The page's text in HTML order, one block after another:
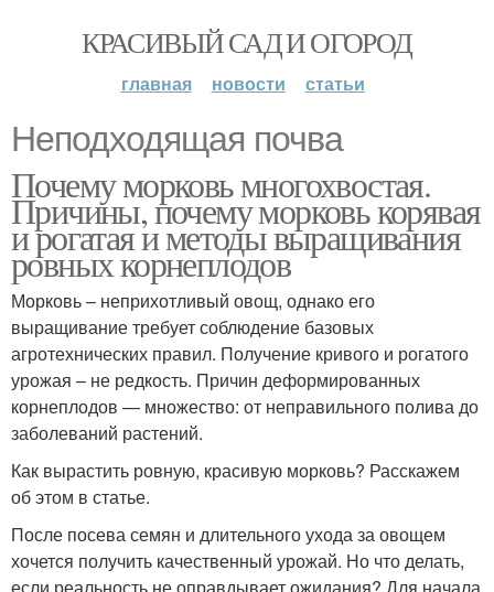
КРАСИВЫЙ САД И ОГОРОД
главная новости статьи
Неподходящая почва
Почему морковь многохвостая.
Причины, почему морковь корявая
и рогатая и методы выращивания
ровных корнеплодов
Морковь – неприхотливый овощ, однако его
выращивание требует соблюдение базовых
агротехнических правил. Получение кривого и рогатого
урожая – не редкость. Причин деформированных
корнеплодов — множество: от неправильного полива до
заболеваний растений.
Как вырастить ровную, красивую морковь? Расскажем
об этом в статье.
После посева семян и длительного ухода за овощем
хочется получить качественный урожай. Но что делать,